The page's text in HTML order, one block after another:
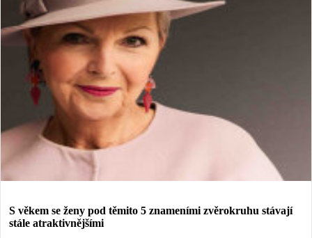
S věkem se ženy pod těmito 5 znameními zvěrokruhu stávají
stále atraktivnějšími